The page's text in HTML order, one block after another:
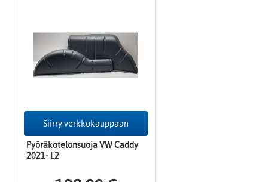
Siirry verkkokauppaan
Pyöräkotelonsuoja VW Caddy
2021- L2